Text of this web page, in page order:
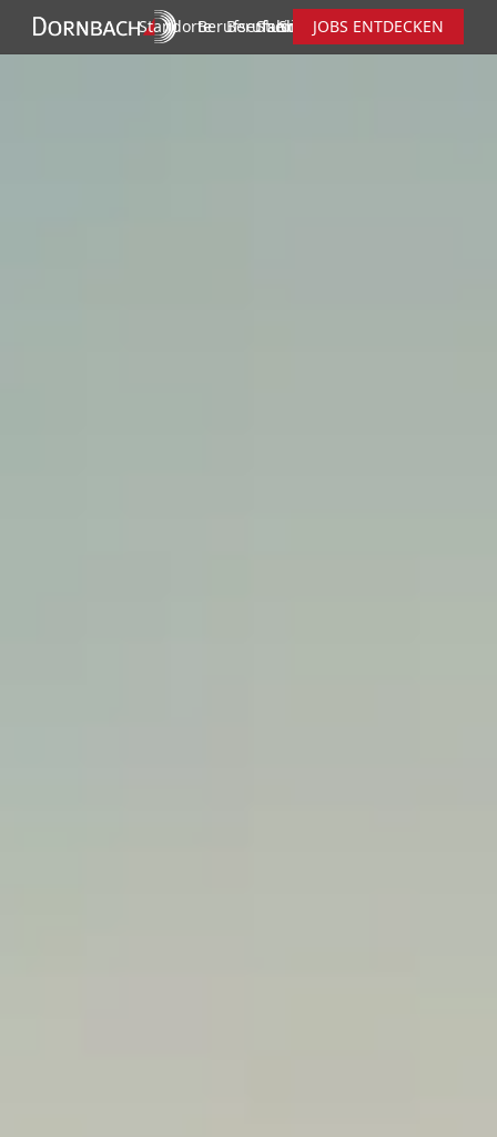
StandorteBerufserfahrene
Berufseinsteiger
Studierende
SchülerJOBS ENTDECKEN